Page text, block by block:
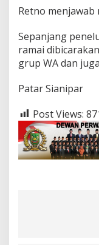
Retno menjawab
Sepanjang
ramai
grup WA dan
Patar Sianipar
Post Views: